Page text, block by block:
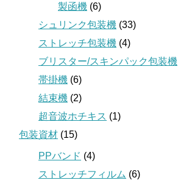
製函機 (6)
シュリンク包装機 (33)
ストレッチ包装機 (4)
ブリスター/スキンパック包装機
帯掛機 (6)
結束機 (2)
超音波ホチキス (1)
包装資材 (15)
PPバンド (4)
ストレッチフィルム (6)